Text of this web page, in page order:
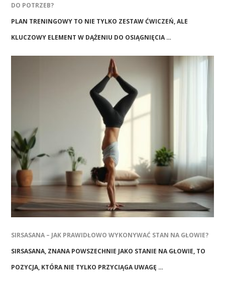
DO POTRZEB?
PLAN TRENINGOWY TO NIE TYLKO ZESTAW ĆWICZEŃ, ALE
KLUCZOWY ELEMENT W DĄŻENIU DO OSIĄGNIĘCIA …
SIRSASANA – JAK PRAWIDŁOWO WYKONYWAĆ STAN NA GŁOWIE?
SIRSASANA, ZNANA POWSZECHNIE JAKO STANIE NA GŁOWIE, TO
POZYCJA, KTÓRA NIE TYLKO PRZYCIĄGA UWAGĘ …